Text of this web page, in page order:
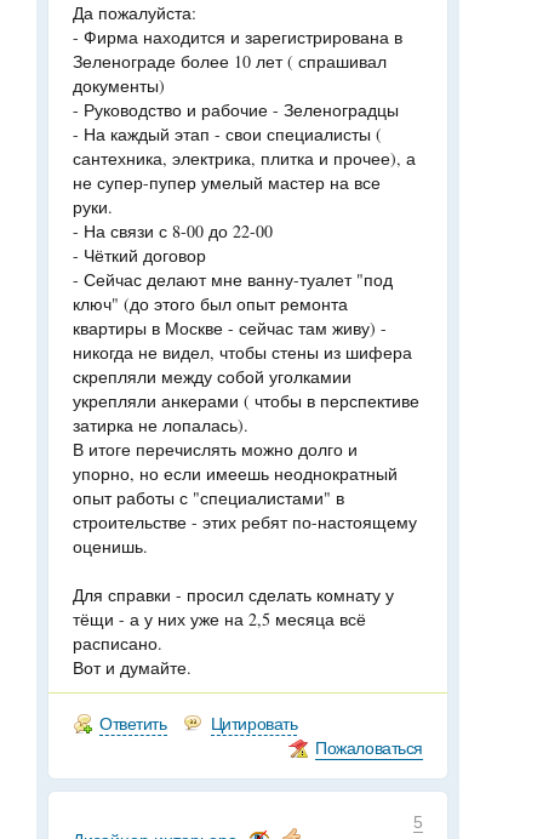
Да пожалуйста:
- Фирма находится и зарегистрирована в
Зеленограде более 10 лет ( спрашивал
документы)
- Руководство и рабочие - Зеленоградцы
- На каждый этап - свои специалисты (
сантехника, электрика, плитка и прочее), а
не супер-пупер умелый мастер на все
руки.
- На связи с 8-00 до 22-00
- Чёткий договор
- Сейчас делают мне ванну-туалет "под
ключ" (до этого был опыт ремонта
квартиры в Москве - сейчас там живу) -
никогда не видел, чтобы стены из шифера
скрепляли между собой уголкамии
укрепляли анкерами ( чтобы в перспективе
затирка не лопалась).
В итоге перечислять можно долго и
упорно, но если имеешь неоднократный
опыт работы с "специалистами" в
строительстве - этих ребят по-настоящему
оценишь.
Для справки - просил сделать комнату у
тёщи - а у них уже на 2,5 месяца всё
расписано.
Вот и думайте.
Ответить
Цитировать
Пожаловаться
5